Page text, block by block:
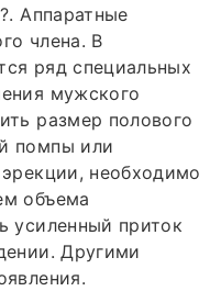
Аппаратные
члена. В
ряд специальных
мужского
размер полового
помпы или
необходимо
объема
усиленный приток
Другими